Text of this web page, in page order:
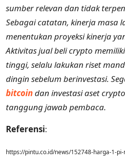
sumber relevan dan tidak
Sebagai catatan, kinerja masa
menentukan proyeksi kinerja
Aktivitas jual beli crypto
tinggi, selalu lakukan riset
dingin sebelum berinvestasi.
bitcoindan investasi aset
tanggung jawab pembaca.
Referensi:
https://pintu.co.id/news/152748-harga-1-